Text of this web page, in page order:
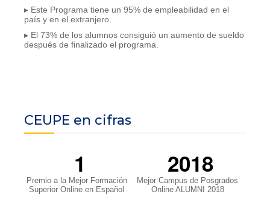
▸ Este Programa tiene un 95% de empleabilidad en el
país y en el extranjero.
▸ El 73% de los alumnos consiguió un aumento de sueldo
después de finalizado el programa.
CEUPE en cifras
1
Premio a la Mejor Formación
Superior Online en Español
2018
Mejor Campus de Posgrados
Online ALUMNI 2018